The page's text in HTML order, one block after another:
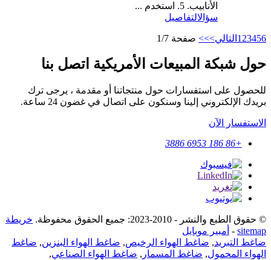
الأنابيب. 5. استخدم ...
سؤالالتفاصيل
1 23456 التالي>>> صفحة 1/7
حول شبكة المبيعات الأمريكية اتصل بنا
للحصول على استفسارات حول منتجاتنا أو مقدمة ، يرجى ترك
بريدك الإلكتروني إلينا وسنكون على اتصال في غضون 24 ساعة.
الاستفسار الآن
+86 186 6953 3886
© حقوق الطبع والنشر - 2010-2023: جميع الحقوق محفوظة.
خريطة
sitemap
- أمبير موبايل
ضاغط التبريد, ضاغط الهواء الرخيص, ضاغط الهواء البنزين, ضاغط
الهواء المحمول, ضاغط المسمار , ضاغط الهواء الصناعي,